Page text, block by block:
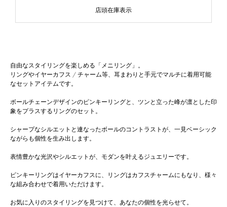
店頭在庫表示
自由なスタイリングを楽しめる「メニリング」。
リングやイヤーカフス / チャーム等、耳まわりと手元でマルチに着用可能
なセットアイテムです。
ボールチェーンデザインのピンキーリングと、ツンと立った峰が凛とした印
象をプラスするリングのセット。
シャープなシルエットと連なったボールのコントラストが、一見ベーシック
ながらも個性を生み出します。
表情豊かな光沢やシルエットが、モダンを叶えるジュエリーです。
ピンキーリングはイヤーカフスに、リングはカフスチャームにもなり、様々
な組み合わせで着用いただけます。
お気に入りのスタイリングを見つけて、あなたの個性を光らせて。